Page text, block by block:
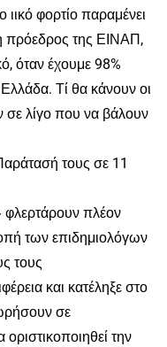
φορτίο παραμένει
της ΕΙΝΑΠ,
όταν έχουμε 98%
Τί θα κάνουν οι
σε λίγο που να βάλουν
τους σε 11
φλερτάρουν πλέον
των επιδημιολόγων
τους
και κατέληξε στο
σε
την